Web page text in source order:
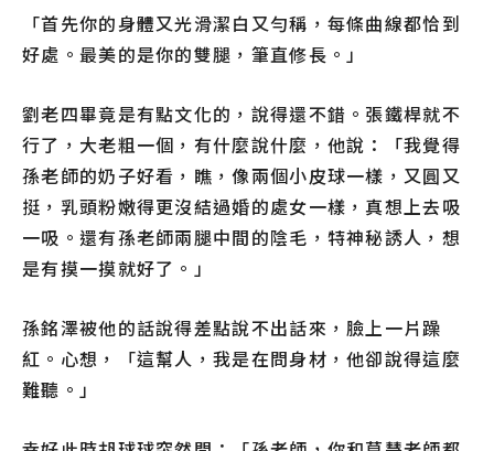
「首先你的身體又光滑潔白又勻稱，每條曲線都恰到
好處。最美的是你的雙腿，筆直修長。」
劉老四畢竟是有點文化的，說得還不錯。張鐵桿就不
行了，大老粗一個，有什麼說什麼，他說：「我覺得
孫老師的奶子好看，瞧，像兩個小皮球一樣，又圓又
挺，乳頭粉嫩得更沒結過婚的處女一樣，真想上去吸
一吸。還有孫老師兩腿中間的陰毛，特神秘誘人，想
是有摸一摸就好了。」
孫銘澤被他的話說得差點說不出話來，臉上一片躁
紅。心想，「這幫人，我是在問身材，他卻說得這麼
難聽。」